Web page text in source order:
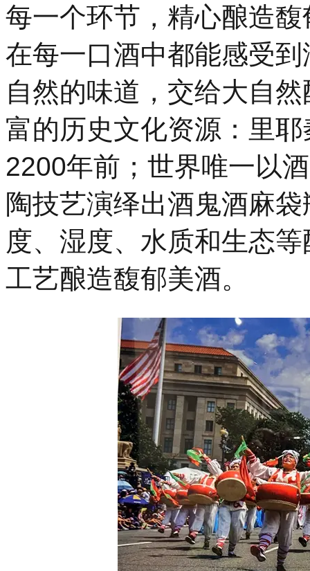
每一个环节，精心酿造
在每一口酒中都能感受
自然的味道，交给大自
富的历史文化资源：里
2200年前；世界唯一以
陶技艺演绎出酒鬼酒麻
度、湿度、水质和生态
工艺酿造馥郁美酒。